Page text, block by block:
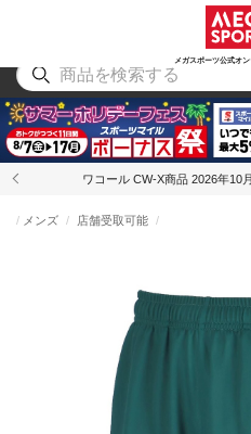
メガスポーツ公式オ
アウトドア
ワコール CW-X商品 2026年10
メンズ 店舗受取可能